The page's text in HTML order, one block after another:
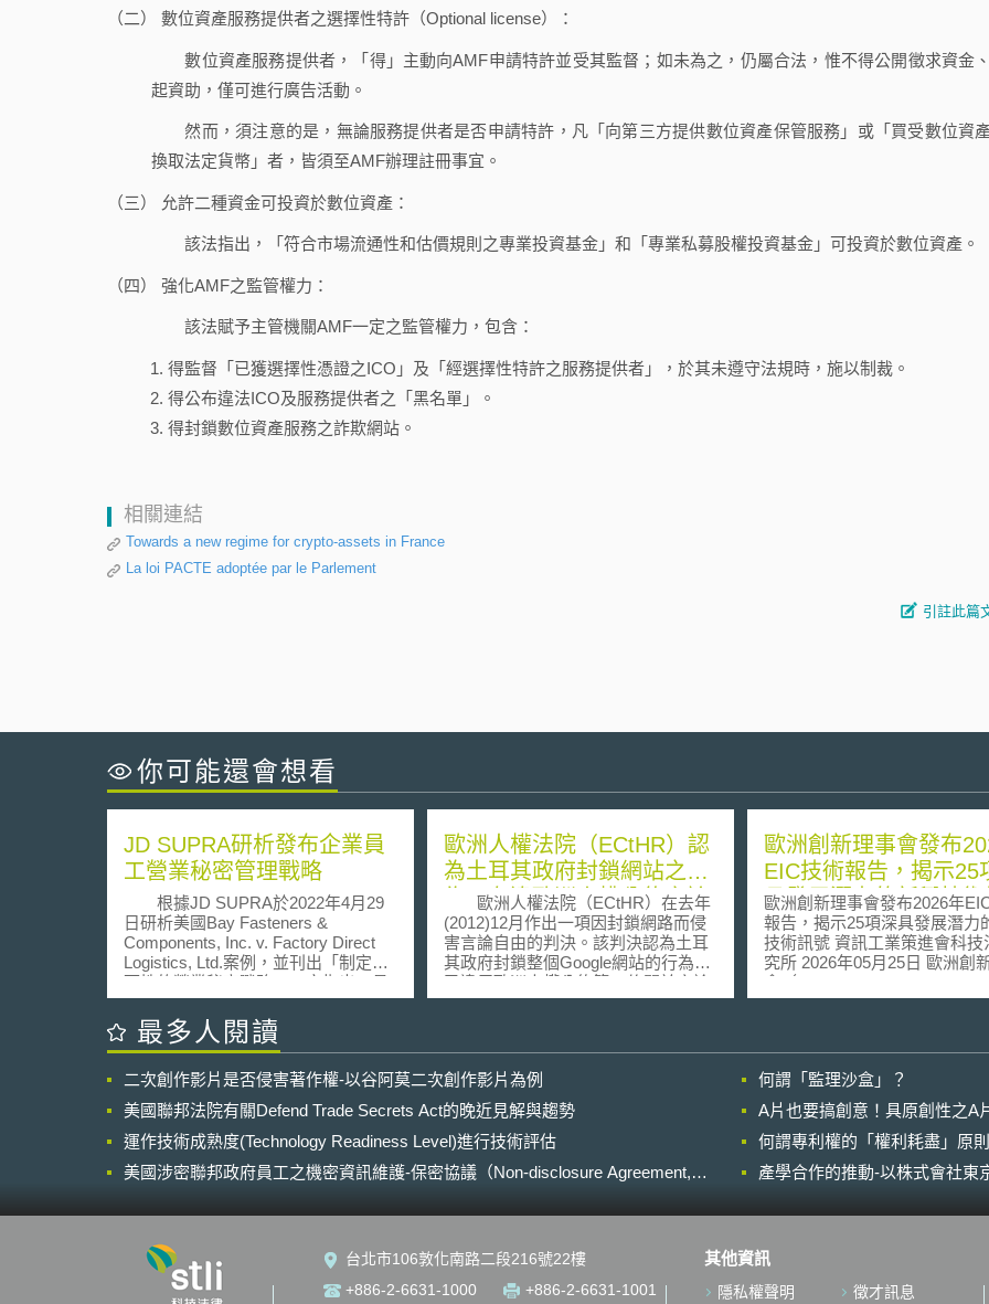
（二） 數位資產服務提供者之選擇性特許（Optional license）：
數位資產服務提供者，「得」主動向AMF申請特許並受其監督；如未為之，仍屬合法，惟不得公開徵求資金
起資助，僅可進行廣告活動。
然而，須注意的是，無論服務提供者是否申請特許，凡「向第三方提供數位資產保管服務」或「買受數位資
換取法定貨幣」者，皆須至AMF辦理註冊事宜。
（三） 允許二種資金可投資於數位資產：
該法指出，「符合市場流通性和估價規則之專業投資基金」和「專業私募股權投資基金」可投資於數位資產。
（四） 強化AMF之監管權力：
該法賦予主管機關AMF一定之監管權力，包含：
得監督「已獲選擇性憑證之ICO」及「經選擇性特許之服務提供者」，於其未遵守法規時，施以制裁。
得公布違法ICO及服務提供者之「黑名單」。
得封鎖數位資產服務之詐欺網站。
相關連結
Towards a new regime for crypto-assets in France
La loi PACTE adoptée par le Parlement
引註此篇
你可能還會想看
JD SUPRA研析發布企業員
工營業秘密管理戰略
根據JD SUPRA於2022年4月29
日研析美國Bay Fasteners &
Components, Inc. v. Factory Direct
Logistics, Ltd.案例，並刊出「制定全
面性的營業秘密戰略」一文指出，員
工的入職和離職是企業營業秘密糾紛
產生的主要風險之一。企業在僱用員
工時須避免營業秘密的污染和竊取。
提醒，以防止離職員工洩露營業機
密。以下針對員工入職、員工離職兩
個情形，整理建議企業應採取之對
策。 員工入職時，為避免新員工
帶來任何營業秘密的污染，企業應教
育新進員工保護前雇主營業秘密的重
分出來，或是要求員工證明他們不會
透露與持有前雇主的機密資訊或任何
非公開資訊。然而，為保護企業的營
業秘密不被員工竊取，最直接的方法
歐洲人權法院（ECtHR）認
為土耳其政府封鎖網站之行
為，有違歐洲人權公約言論
自由規定
歐洲人權法院（ECtHR）在去年
(2012)12月作出一項因封鎖網路而侵
害言論自由的判決。該判決認為土耳
其政府封鎖整個Google網站的行為，
已違反歐洲人權公約第10條關於言論
自由之保障。 土耳其法院在2009
(Telecommunications Directorate)向
法院建議，因技術上問題，建議封鎖
整個Google網域才能達到效果，此舉
連帶影響本案上訴人架設於Google平
台上的網站也一併遭致封鎖，上訴人
在窮盡國內訴訟程序後，進而向歐洲
為，網路目前已經成為表達言論的一
約第10條規定，立法限制言論自由必
須明確，以便當事人能夠遵循。但土
歐洲創新理事會發布
EIC技術報告，揭示25
具發展潛力的新興技
歐洲創新理事會發布2026年
報告，揭示25項深具發展潛力
技術訊號 資訊工業策進會科技法律研
究所 2026年05月25日 歐洲創新理事
會（European Innovation
EIC）於2026年3月30日發布「
極具發展潛力，將可能塑造歐
的科技創新、產業和市場。 壹、事件
摘要 EIC根據歐盟展望歐洲（Horizon
Europe）科技研發架構計畫之
補助及專案管理資料，並涵蓋
五年探路器計畫（EIC
器計畫（EIC Accelerator）等
料探勘及專家評估進行前瞻技
描，歸納出25項深科技新興技
最多人閱讀
二次創作影片是否侵害著作權-以谷阿莫二次創作影片為例
何謂「監理沙盒」？
美國聯邦法院有關Defend Trade Secrets Act的晚近見解與趨勢
A片也要搞創意！具原創性之A
運作技術成熟度(Technology Readiness Level)進行技術評估
何謂專利權的「權利耗盡」原
美國涉密聯邦政府員工之機密資訊維護-保密協議（Non-disclosure Agreement,
產學合作的推動-以株式會社東
台北市106敦化南路二段216號22樓
+886-2-6631-1000
+886-2-6631-1001
其他資訊
隱私權聲明 徵才訊息